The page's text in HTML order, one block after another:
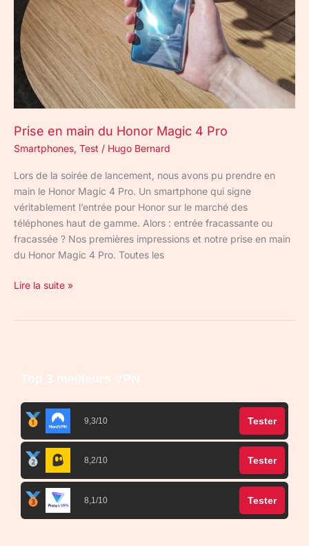
Prise en main du Honor Magic 4 Pro
Smartphones, Test / Hugo Bernard
Lors de la soirée de lancement, nous avons pu prendre en
main le Honor Magic 4 Pro. Un smartphone qui signe
véritablement l’entrée pour Honor sur le marché des
téléphones haut de gamme. Alors : entrée fracassante ou
fracassée ? Nos premières impressions et notre prise en main
du Honor Magic 4 Pro. Toutes les
Pro
Lire la suite »
Top 3 meilleurs VPN
9,3/10 Tester
8,2/10 Tester
8,1/10 Tester